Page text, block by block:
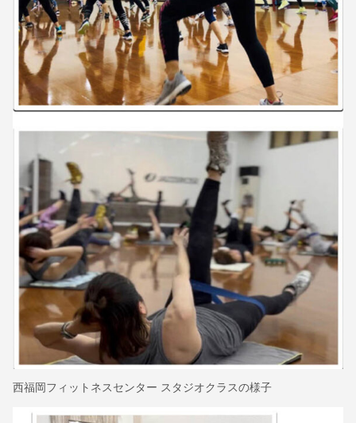
西福岡フィットネスセンター スタジオクラスの様子